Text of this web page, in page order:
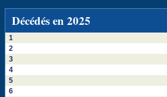
Décédés en 2025
1
2
3
4
5
6